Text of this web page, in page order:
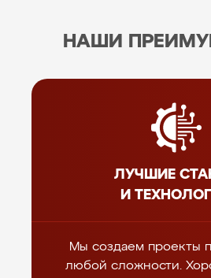
НАШИ
ЛУЧШИЕ
И
Мы создаем проекты
любой сложности.